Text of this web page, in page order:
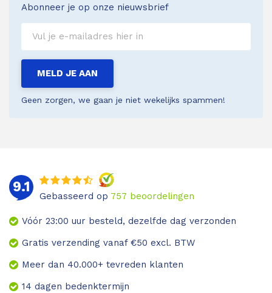
Abonneer je op onze nieuwsbrief
Geen zorgen, we gaan je niet wekelijks spammen!
MELD JE AAN
9.1
Gebasseerd op 757 beoordelingen
Vóór 23:00 uur besteld, dezelfde dag verzonden
Gratis verzending vanaf €50 excl. BTW
Meer dan 40.000+ tevreden klanten
14 dagen bedenktermijn